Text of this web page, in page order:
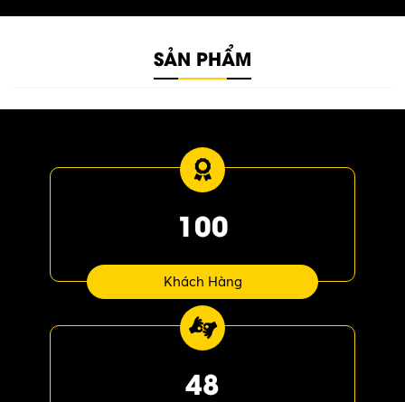
SẢN PHẨM
100
Khách Hàng
48